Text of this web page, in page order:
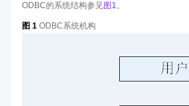
ODBC的系统结构参见图1。
图 1 ODBC系统机构